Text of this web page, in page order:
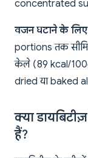
concentrated
वजन घटाने के लिए:
portions तक
केले (89 kcal/
dried या baked
क्या
हैं?